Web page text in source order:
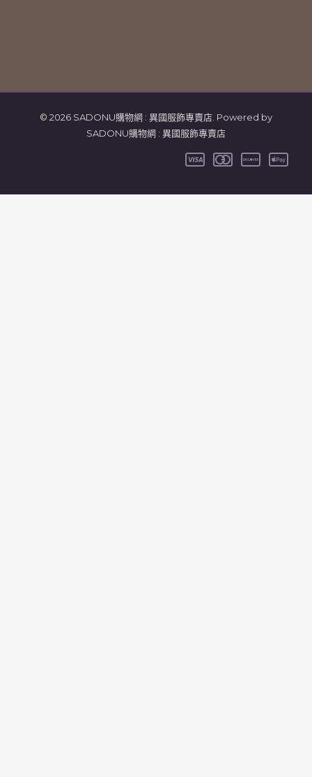
© 2026 SADONU購物網 : 異國服飾專賣店. Powered by
SADONU購物網 : 異國服飾專賣店